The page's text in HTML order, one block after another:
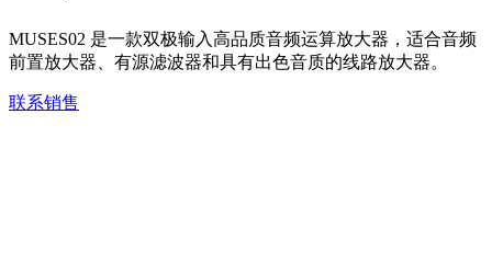
MUSES02 是一款双极输入高品质音频运算放大器，适合音频
前置放大器、有源滤波器和具有出色音质的线路放大器。
联系销售